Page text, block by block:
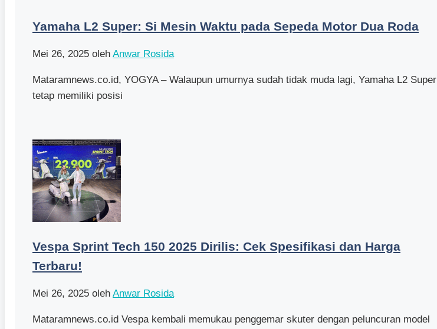
Yamaha L2 Super: Si Mesin Waktu pada Sepeda Motor Dua Roda
Mei 26, 2025 oleh Anwar Rosida
Mataramnews.co.id, YOGYA – Walaupun umurnya sudah tidak muda lagi, Yamaha L2 Super
tetap memiliki posisi
Vespa Sprint Tech 150 2025 Dirilis: Cek Spesifikasi dan Harga
Terbaru!
Mei 26, 2025 oleh Anwar Rosida
Mataramnews.co.id Vespa kembali memukau penggemar skuter dengan peluncuran model